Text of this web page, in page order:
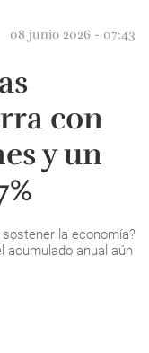
08 junio 2026 - 07:43
con
y un
la economía?
acumulado anual aún